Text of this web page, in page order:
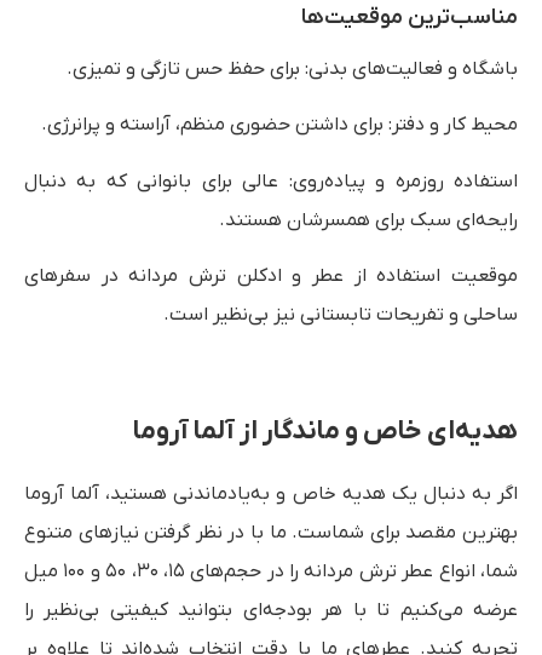
مناسب‌ترین موقعیت‌ها
باشگاه و فعالیت‌های بدنی: برای حفظ حس تازگی و تمیزی.
محیط کار و دفتر: برای داشتن حضوری منظم، آراسته و پرانرژی.
استفاده روزمره و پیاده‌روی: عالی برای بانوانی که به دنبال
رایحه‌ای سبک برای همسرشان هستند.
موقعیت استفاده از عطر و ادکلن ترش مردانه در سفرهای
ساحلی و تفریحات تابستانی نیز بی‌نظیر است.
هدیه‌ای خاص و ماندگار از آلما آروما
اگر به دنبال یک هدیه خاص و به‌یادماندنی هستید، آلما آروما
بهترین مقصد برای شماست. ما با در نظر گرفتن نیازهای متنوع
شما، انواع عطر ترش مردانه را در حجم‌های ۱۵، ۳۰، ۵۰ و ۱۰۰ میل
عرضه می‌کنیم تا با هر بودجه‌ای بتوانید کیفیتی بی‌نظیر را
تجربه کنید. عطرهای ما با دقت انتخاب شده‌اند تا علاوه بر